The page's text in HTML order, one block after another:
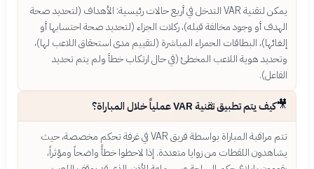
يمكن لتقنية VAR التدخل في أربع حالات رئيسية: الأهداف (لتحديد صحة
الهدف أو وجود مخالفة قبله)، ركلات الجزاء (لتحديد صحة احتسابها أو
إلغائها)، البطاقات الحمراء المباشرة (لتقييم مدى استحقاق اللاعب لها)،
وتحديد هوية اللاعب المخطئ (في حال ارتكاب خطأ ولم يتم تحديد
الفاعل).
🎥كيف يتم تطبيق تقنية VAR عملياً خلال المباراة؟
تتم مراقبة المباراة بواسطة فريق VAR في غرفة تحكم مخصصة، حيث
يشاهدون اللقطات من زوايا متعددة. إذا لاحظوا خطأً واضحاً ومؤثراً،